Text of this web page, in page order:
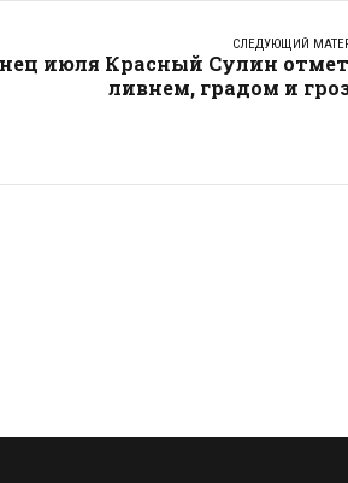
СЛЕДУЮЩИЙ
июля Красный Сулин
ливнем, градом и